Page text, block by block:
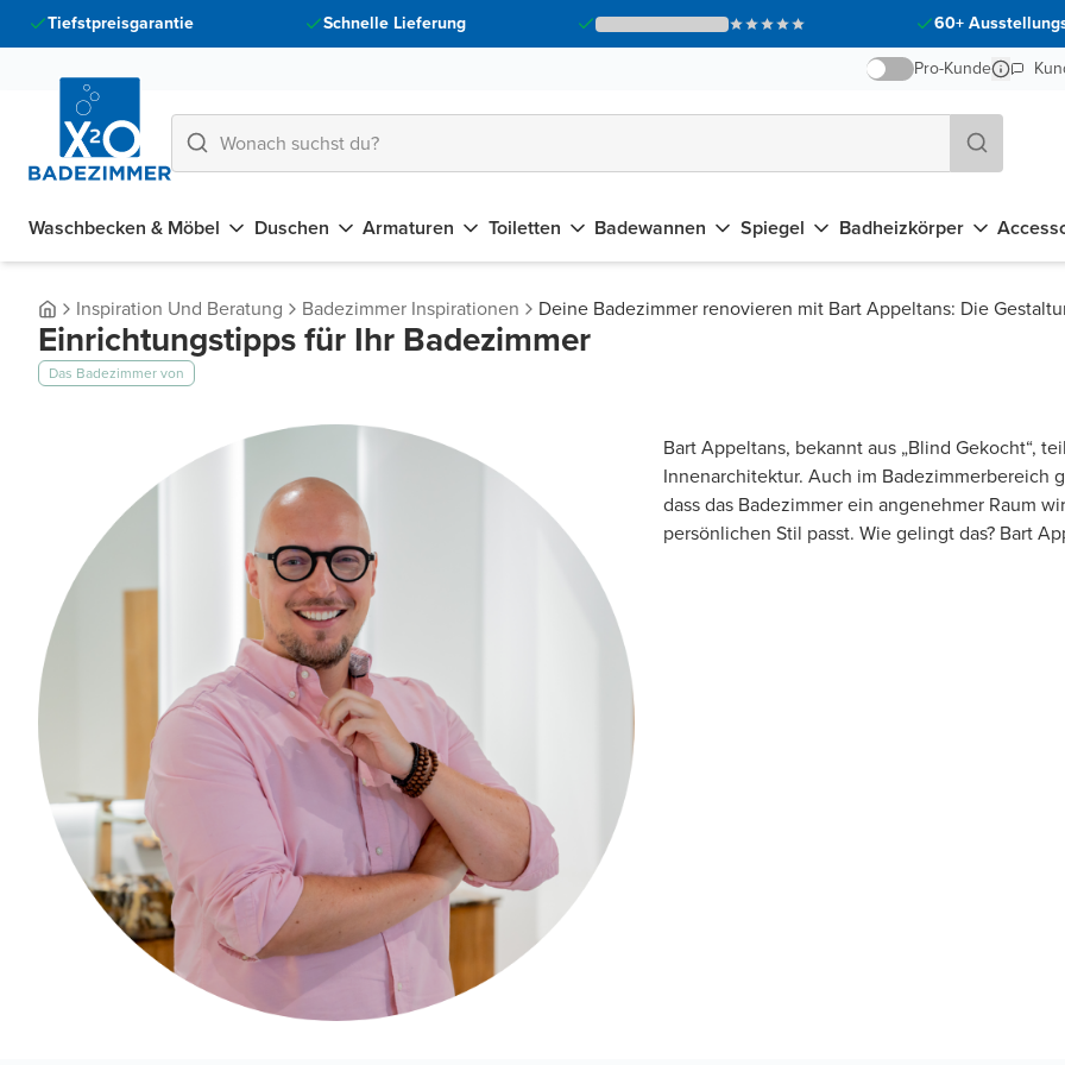
Tiefstpreisgarantie Schnelle Lieferung 60+
Pro-Kunde
Waschbecken & Möbel Duschen Armaturen Toiletten Badewannen Spiegel Badheizkörper
Inspiration Und Beratung Badezimmer Inspirationen Deine Badezimmer renovieren mit Bart Appeltans: Die
Einrichtungstipps für Ihr Badezimmer
Das Badezimmer von
Bart Appeltans, bekannt aus „Blind Gekocht“,
Innenarchitektur. Auch im Badezimmerbereich
dass das Badezimmer ein angenehmer Raum
persönlichen Stil passt. Wie gelingt das? Bart